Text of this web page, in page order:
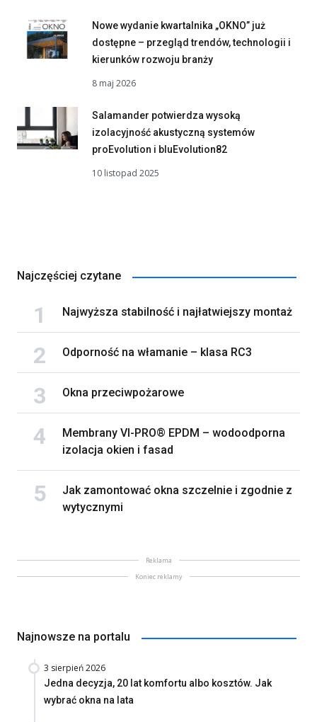
Nowe wydanie kwartalnika „OKNO” już
dostępne – przegląd trendów, technologii i
kierunków rozwoju branży
8 maj 2026
Salamander potwierdza wysoką
izolacyjność akustyczną systemów
proEvolution i bluEvolution82
10 listopad 2025
Najczęściej czytane
Najwyższa stabilność i najłatwiejszy montaż
Odporność na włamanie – klasa RC3
Okna przeciwpożarowe
Membrany VI-PRO® EPDM – wodoodporna
izolacja okien i fasad
Jak zamontować okna szczelnie i zgodnie z
wytycznymi
Reklama
Koniec reklamy
Najnowsze na portalu
3 sierpień 2026
Jedna decyzja, 20 lat komfortu albo kosztów. Jak
wybrać okna na lata